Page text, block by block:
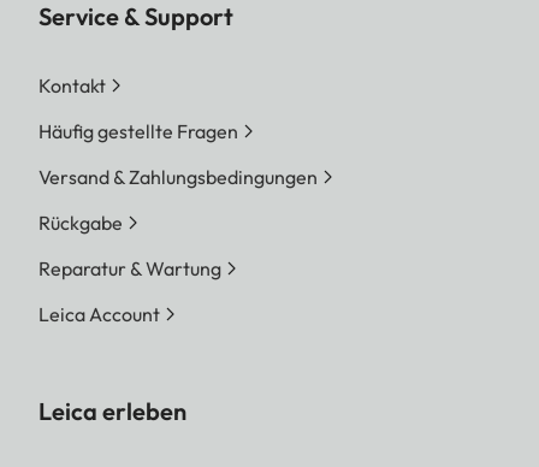
Service & Support
Kontakt
Häufig gestellte Fragen
Versand & Zahlungsbedingungen
Rückgabe
Reparatur & Wartung
Leica Account
Leica erleben